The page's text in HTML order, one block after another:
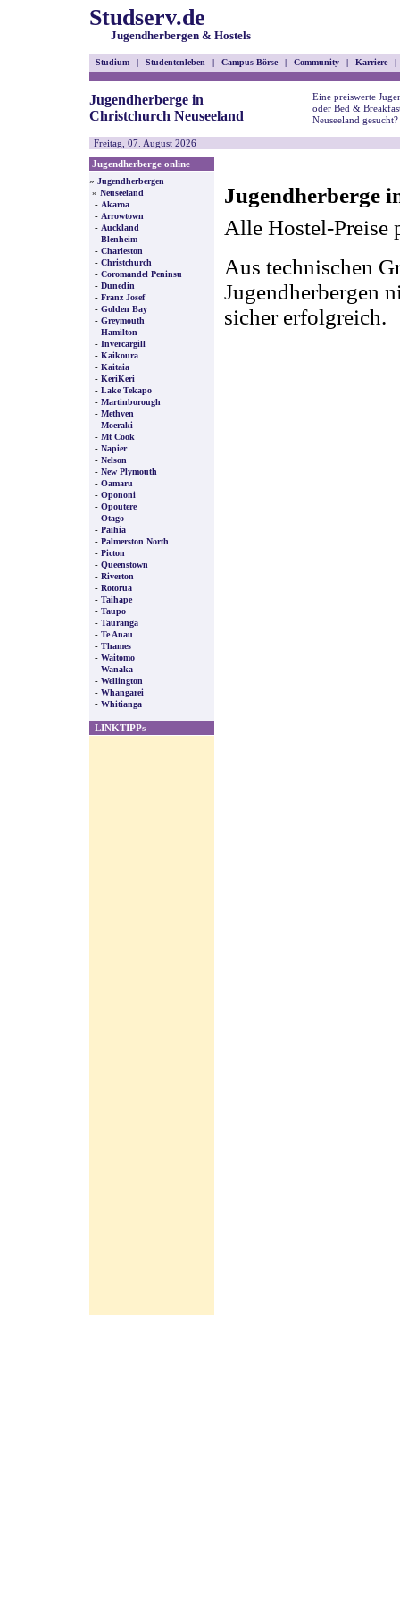
Studserv.de
Jugendherbergen & Hostels
Studium | Studentenleben | Campus Börse | Community | Karriere |
Jugendherberge in
Christchurch Neuseeland
Eine preiswerte
oder Bed &
Neuseeland gesucht?
Freitag, 07. August 2026
Jugendherberge online
» Jugendherbergen
» Neuseeland
- Akaroa
- Arrowtown
- Auckland
- Blenheim
- Charleston
- Christchurch
- Coromandel Peninsu
- Dunedin
- Franz Josef
- Golden Bay
- Greymouth
- Hamilton
- Invercargill
- Kaikoura
- Kaitaia
- KeriKeri
- Lake Tekapo
- Martinborough
- Methven
- Moeraki
- Mt Cook
- Napier
- Nelson
- New Plymouth
- Oamaru
- Opononi
- Opoutere
- Otago
- Paihia
- Palmerston North
- Picton
- Queenstown
- Riverton
- Rotorua
- Taihape
- Taupo
- Tauranga
- Te Anau
- Thames
- Waitomo
- Wanaka
- Wellington
- Whangarei
- Whitianga
LINKTIPPs
Jugendherberge
Alle Hostel-Preise
Aus technischen
Jugendherbergen
sicher erfolgreich.